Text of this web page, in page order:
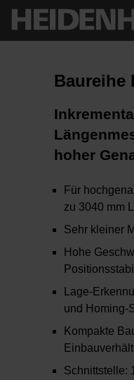
Baureihe
hoher
Für
zu 3040 mm
Sehr kleiner
Hohe
Lage-
und Homing-
Kompakte
Schnittstelle: